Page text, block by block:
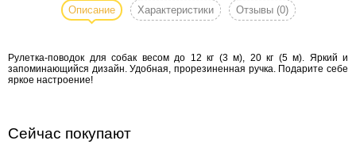
до 12 кг
(3 м), 20
Описание Характеристики Отзывы (0)
Рулетка-поводок для собак весом до 12 кг (3 м), 20 кг (5 м). Яркий и
запоминающийся дизайн. Удобная, прорезиненная ручка. Подарите себе
яркое настроение!
Сейчас покупают